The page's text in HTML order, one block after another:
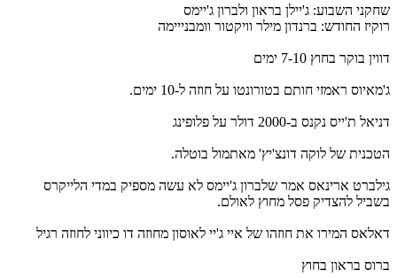
שחקני השבוע: ג'יילן בראון ולברון ג'יימס
רוקיז החודש: ברנדון מילר וויקטור וומבנייימה
דווין בוקר בחוץ 7-10 ימים
ג'מאיוס ראמזי חותם בטורונטו על חוזה ל-10 ימים.
דניאל ת'ייס נקנס ב-2000 דולר על פלופינג
הטכנית של לוקה דונצ'יץ' מאתמול בוטלה.
גילברט ארינאס אמר שלברון ג'יימס לא עשה מספיק במדי הלייקרס
בשביל להצדיק פסל מחוץ לאולם.
דאלאס המירו את חוזהו של איי ג'יי לאוסון מחוזה דו כיווני לחוזה רגיל
ברוס בראון בחוץ